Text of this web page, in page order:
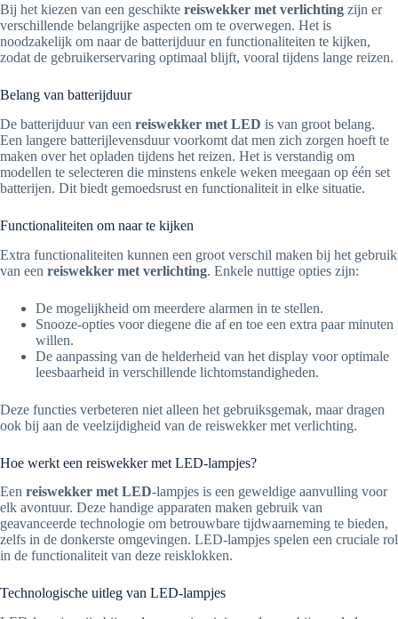
Bij het kiezen van een geschikte reiswekker met verlichting zijn er
verschillende belangrijke aspecten om te overwegen. Het is
noodzakelijk om naar de batterijduur en functionaliteiten te kijken,
zodat de gebruikerservaring optimaal blijft, vooral tijdens lange reizen.
Belang van batterijduur
De batterijduur van een reiswekker met LED is van groot belang.
Een langere batterijlevensduur voorkomt dat men zich zorgen hoeft te
maken over het opladen tijdens het reizen. Het is verstandig om
modellen te selecteren die minstens enkele weken meegaan op één set
batterijen. Dit biedt gemoedsrust en functionaliteit in elke situatie.
Functionaliteiten om naar te kijken
Extra functionaliteiten kunnen een groot verschil maken bij het gebruik
van een reiswekker met verlichting. Enkele nuttige opties zijn:
De mogelijkheid om meerdere alarmen in te stellen.
Snooze-opties voor diegene die af en toe een extra paar minuten
willen.
De aanpassing van de helderheid van het display voor optimale
leesbaarheid in verschillende lichtomstandigheden.
Deze functies verbeteren niet alleen het gebruiksgemak, maar dragen
ook bij aan de veelzijdigheid van de reiswekker met verlichting.
Hoe werkt een reiswekker met LED-lampjes?
Een reiswekker met LED-lampjes is een geweldige aanvulling voor
elk avontuur. Deze handige apparaten maken gebruik van
geavanceerde technologie om betrouwbare tijdwaarneming te bieden,
zelfs in de donkerste omgevingen. LED-lampjes spelen een cruciale rol
in de functionaliteit van deze reisklokken.
Technologische uitleg van LED-lampjes